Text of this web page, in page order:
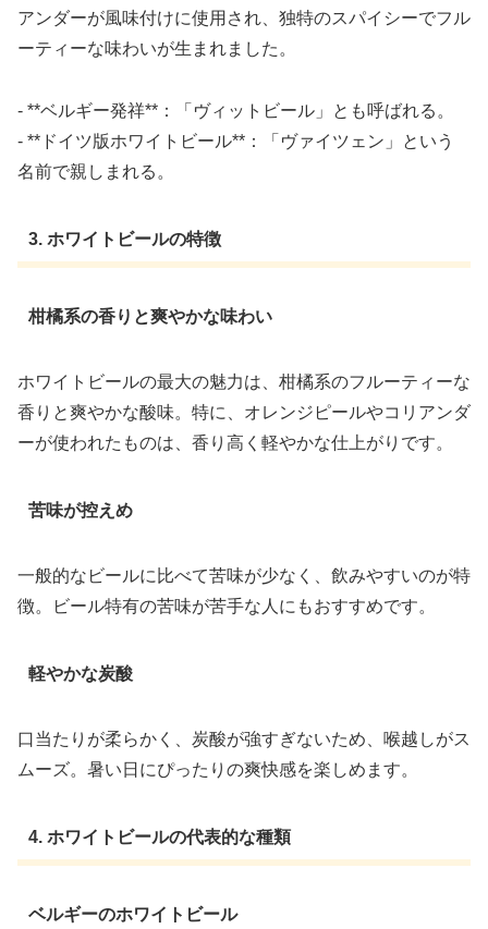
アンダーが風味付けに使用され、独特のスパイシーでフル
ーティーな味わいが生まれました。
- **ベルギー発祥**：「ヴィットビール」とも呼ばれる。
- **ドイツ版ホワイトビール**：「ヴァイツェン」という
名前で親しまれる。
3. ホワイトビールの特徴
柑橘系の香りと爽やかな味わい
ホワイトビールの最大の魅力は、柑橘系のフルーティーな
香りと爽やかな酸味。特に、オレンジピールやコリアンダ
ーが使われたものは、香り高く軽やかな仕上がりです。
苦味が控えめ
一般的なビールに比べて苦味が少なく、飲みやすいのが特
徴。ビール特有の苦味が苦手な人にもおすすめです。
軽やかな炭酸
口当たりが柔らかく、炭酸が強すぎないため、喉越しがス
ムーズ。暑い日にぴったりの爽快感を楽しめます。
4. ホワイトビールの代表的な種類
ベルギーのホワイトビール